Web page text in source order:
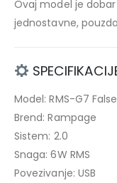
Ovaj model je dobar
jednostavne,
Model: RMS-G7
Brend: Rampage
Sistem: 2.0
Snaga: 6W RMS
Povezivanje: USB